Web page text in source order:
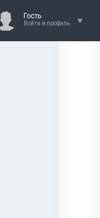
Гость
Войти в профиль